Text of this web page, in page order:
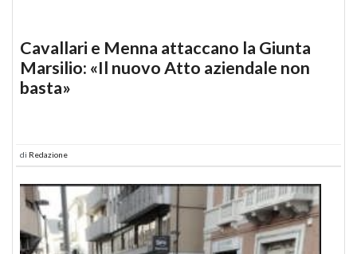
Cavallari e Menna attaccano la Giunta
Marsilio: «Il nuovo Atto aziendale non
basta»
di Redazione